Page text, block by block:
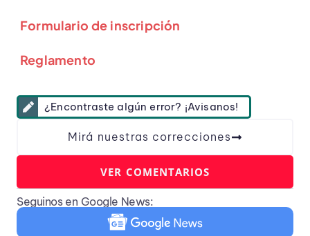
Formulario de inscripción
Reglamento
¿Encontraste algún error? ¡Avisanos!
Mirá nuestras correcciones
VER COMENTARIOS
Seguinos en Google News: